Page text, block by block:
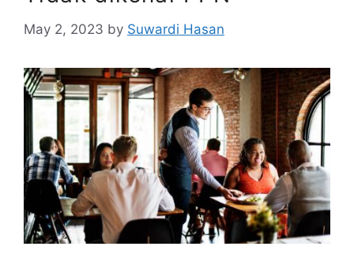
May 2, 2023 by Suwardi Hasan